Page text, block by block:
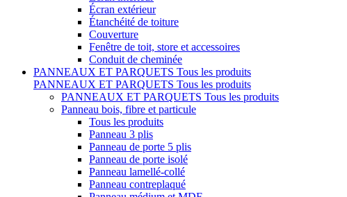
Écran extérieur
Étanchéité de toiture
Couverture
Fenêtre de toit, store et accessoires
Conduit de cheminée
PANNEAUX ET PARQUETS Tous les produits
PANNEAUX ET PARQUETS Tous les produits
PANNEAUX ET PARQUETS Tous les produits
Panneau bois, fibre et particule
Tous les produits
Panneau 3 plis
Panneau de porte 5 plis
Panneau de porte isolé
Panneau lamellé-collé
Panneau contreplaqué